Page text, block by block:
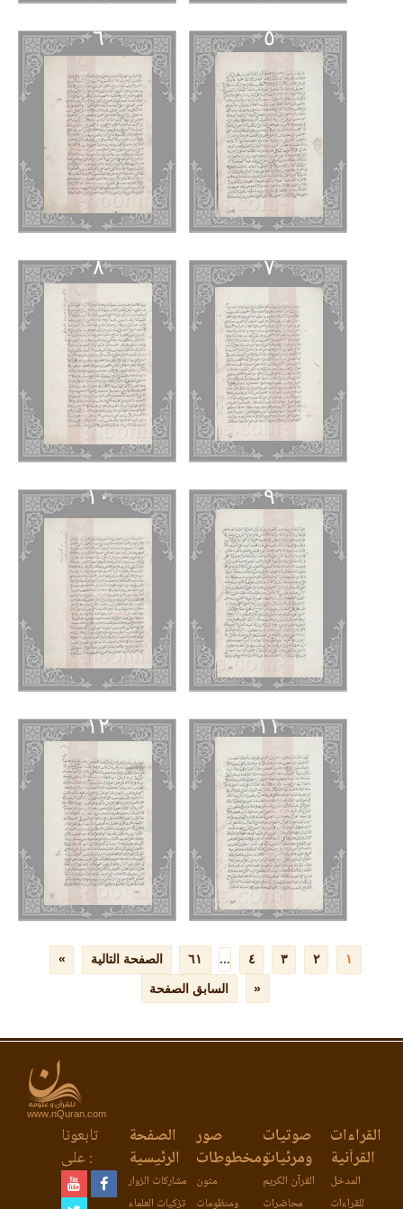
٥ ٦
٧ ٨
٩ ١٠
١١ ١٢
www.nQuran.com
القراءات
القرآنية
المدخل
للقراءات
صوتيات
ومرئيات
القرآن الكريم
محاضرات
صور
ومخطوطات
متون
ومنظومات
الصفحة
الرئيسية
مشاركات الزوار
تزكيات العلماء
تابعونا
على :